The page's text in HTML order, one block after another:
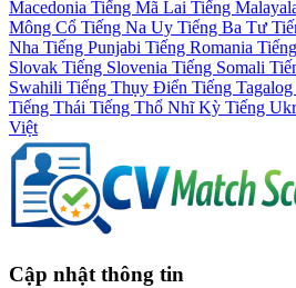
Macedonia Tiếng Mã Lai Tiếng
Mông Cổ Tiếng Na Uy Tiếng Ba Tư
Nha Tiếng Punjabi Tiếng Romania
Slovak Tiếng Slovenia Tiếng Somali
Swahili Tiếng Thụy Điển Tiếng Tagalog
Tiếng Thái Tiếng Thổ Nhĩ Kỳ Tiếng
Việt
Cập nhật thông tin